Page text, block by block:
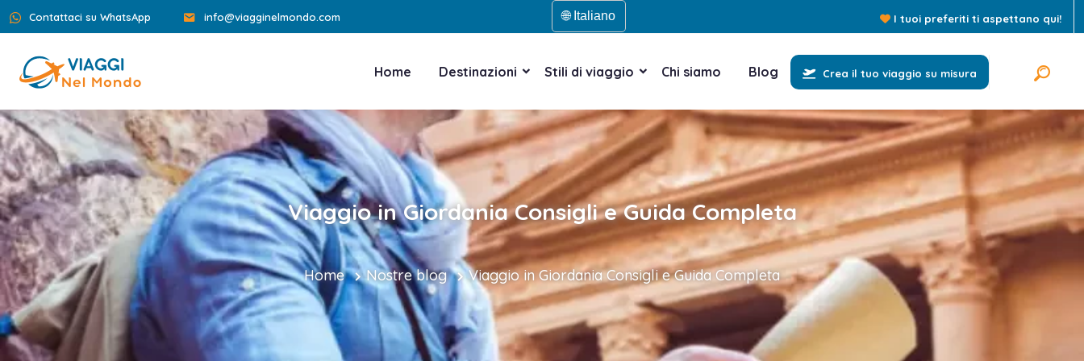
Contattaci su WhatsApp info@viagginelmondo.com 🌐 Italiano I tuoi preferiti ti aspettano qui!
Home Destinazioni Stili di viaggio Chi siamo Blog Crea il tuo viaggio su misura
Viaggio in Giordania Consigli e Guida Completa
Home Nostre blog Viaggio in Giordania Consigli e Guida Completa